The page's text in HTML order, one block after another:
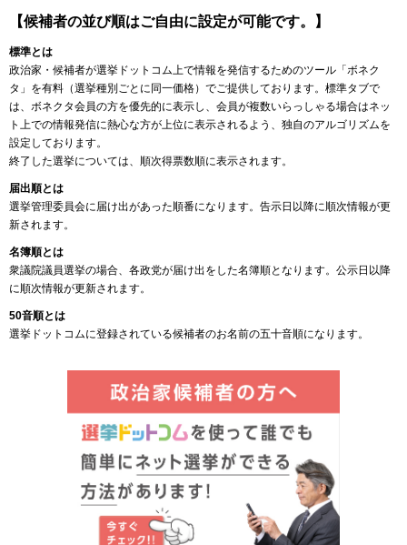
【候補者の並び順はご自由に設定が可能です。】
標準とは
政治家・候補者が選挙ドットコム上で情報を発信するためのツール「ボネク
タ」を有料（選挙種別ごとに同一価格）でご提供しております。標準タブで
は、ボネクタ会員の方を優先的に表示し、会員が複数いらっしゃる場合はネッ
ト上での情報発信に熱心な方が上位に表示されるよう、独自のアルゴリズムを
設定しております。
終了した選挙については、順次得票数順に表示されます。
届出順とは
選挙管理委員会に届け出があった順番になります。告示日以降に順次情報が更
新されます。
名簿順とは
衆議院議員選挙の場合、各政党が届け出をした名簿順となります。公示日以降
に順次情報が更新されます。
50音順とは
選挙ドットコムに登録されている候補者のお名前の五十音順になります。